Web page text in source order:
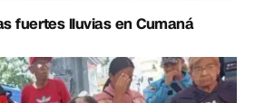
fuertes lluvias en Cumaná